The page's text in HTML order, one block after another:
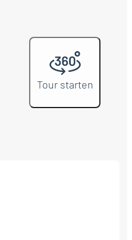
Tour starten